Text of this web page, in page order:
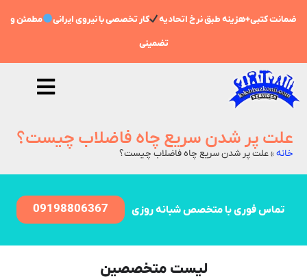
ضمانت کتبی+هزینه طبق نرخ اتحادیه کار تخصصی با نیروی ایرانی مطمئن و
تضمینی
علت پر شدن سریع چاه فاضلاب چیست؟
خانه »علت پر شدن سریع چاه فاضلاب چیست؟
تماس فوری با متخصص شبانه روزی 09198806367
لیست متخصصین